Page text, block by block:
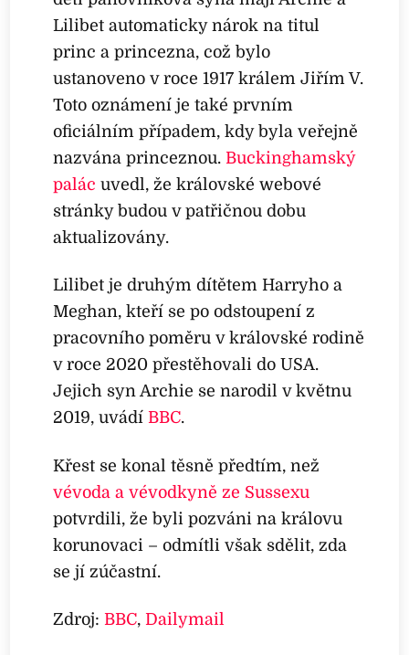
Lilibet automaticky nárok na titul
princ a princezna, což bylo
ustanoveno v roce 1917 králem Jiřím V.
Toto oznámení je také prvním
oficiálním případem, kdy byla veřejně
nazvána princeznou.Buckinghamský
palác uvedl, že královské webové
stránky budou v patřičnou dobu
aktualizovány.
Lilibet je druhým dítětem Harryho a
Meghan, kteří se po odstoupení z
pracovního poměru v královské rodině
v roce 2020 přestěhovali do USA.
Jejich syn Archie se narodil v květnu
2019, uvádíBBC.
Křest se konal těsně předtím, než
vévoda a vévodkyně ze Sussexu
potvrdili, že byli pozváni na královu
korunovaci – odmítli však sdělit, zda
se jí zúčastní.
Zdroj:BBC,Dailymail